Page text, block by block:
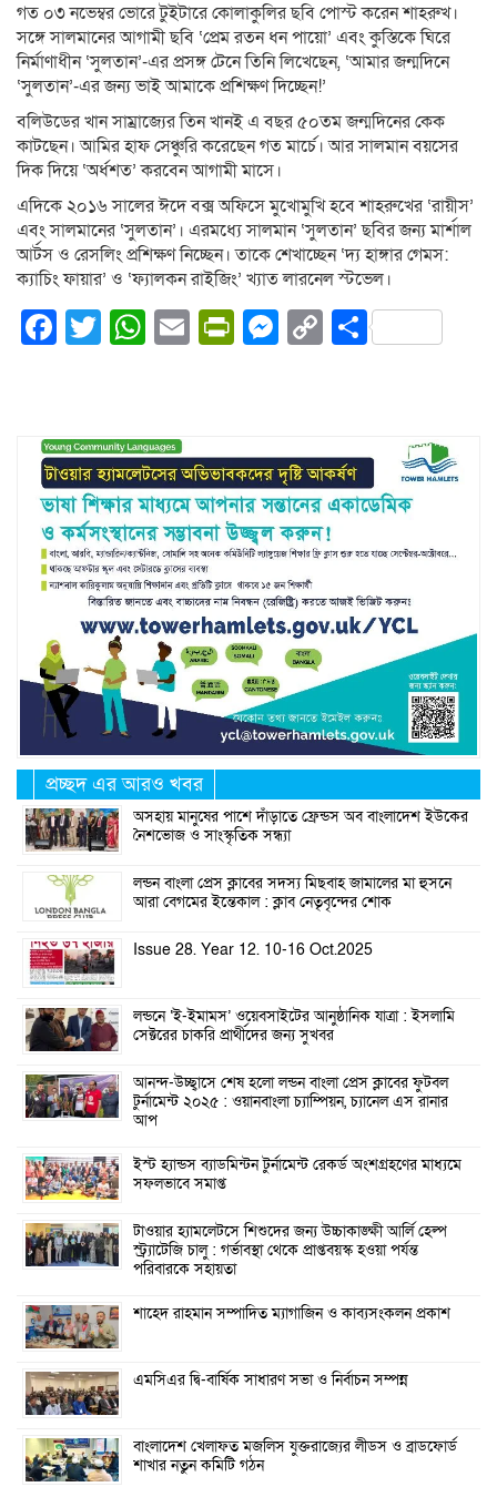
গত ০৩ নভেম্বর ভোরে টুইটারে কোলাকুলির ছবি পোস্ট করেন শাহরুখ।
সঙ্গে সালমানের আগামী ছবি ‘প্রেম রতন ধন পায়ো’ এবং কুস্তিকে ঘিরে
নির্মাণাধীন ‘সুলতান’-এর প্রসঙ্গ টেনে তিনি লিখেছেন, ‘আমার জন্মদিনে
‘সুলতান’-এর জন্য ভাই আমাকে প্রশিক্ষণ দিচ্ছেন!’
বলিউডের খান সাম্রাজ্যের তিন খানই এ বছর ৫০তম জন্মদিনের কেক
কাটছেন। আমির হাফ সেঞ্চুরি করেছেন গত মার্চে। আর সালমান বয়সের
দিক দিয়ে ‘অর্ধশত’ করবেন আগামী মাসে।
এদিকে ২০১৬ সালের ঈদে বক্স অফিসে মুখোমুখি হবে শাহরুখের ‘রায়ীস’
এবং সালমানের ‘সুলতান’। এরমধ্যে সালমান ‘সুলতান’ ছবির জন্য মার্শাল
আর্টস ও রেসলিং প্রশিক্ষণ নিচ্ছেন। তাকে শেখাচ্ছেন ‘দ্য হাঙ্গার গেমস:
ক্যাচিং ফায়ার’ ও ‘ফ্যালকন রাইজিং’ খ্যাত লারনেল স্টভেল।
Facebook
Twitter
WhatsApp
EmailPrintFriendly
Messenger
CopyShare
প্রচ্ছদ এর আরও খবর
অসহায় মানুষের পাশে দাঁড়াতে ফ্রেন্ডস অব বাংলাদেশ ইউকের
নৈশভোজ ও সাংস্কৃতিক সন্ধ্যা
লন্ডন বাংলা প্রেস ক্লাবের সদস্য মিছবাহ জামালের মা হুসনে
আরা বেগমের ইন্তেকাল : ক্লাব নেতৃবৃন্দের শোক
Issue 28. Year 12. 10-16 Oct.2025
লন্ডনে ‘ই-ইমামস’ ওয়েবসাইটের আনুষ্ঠানিক যাত্রা : ইসলামি
সেক্টরের চাকরি প্রার্থীদের জন্য সুখবর
আনন্দ-উচ্ছ্বাসে শেষ হলো লন্ডন বাংলা প্রেস ক্লাবের ফুটবল
টুর্নামেন্ট ২০২৫ : ওয়ানবাংলা চ্যাম্পিয়ন, চ্যানেল এস রানার
আপ
ইস্ট হ্যান্ডস ব্যাডমিন্টন টুর্নামেন্ট রেকর্ড অংশগ্রহণের মাধ্যমে
সফলভাবে সমাপ্ত
টাওয়ার হ্যামলেটসে শিশুদের জন্য উচ্চাকাঙ্ক্ষী আর্লি হেল্প
স্ট্র্যাটেজি চালু : গর্ভাবস্থা থেকে প্রাপ্তবয়স্ক হওয়া পর্যন্ত
পরিবারকে সহায়তা
শাহেদ রাহমান সম্পাদিত ম্যাগাজিন ও কাব্যসংকলন প্রকাশ
এমসিএর দ্বি-বার্ষিক সাধারণ সভা ও নির্বাচন সম্পন্ন
বাংলাদেশ খেলাফত মজলিস যুক্তরাজ্যের লীডস ও ব্রাডফোর্ড
শাখার নতুন কমিটি গঠন